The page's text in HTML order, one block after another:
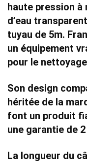
haute pression à
d’eau
tuyau de 5m.
un équipement
pour le
Son design
héritée de la
font un produit
une garantie de
La longueur du